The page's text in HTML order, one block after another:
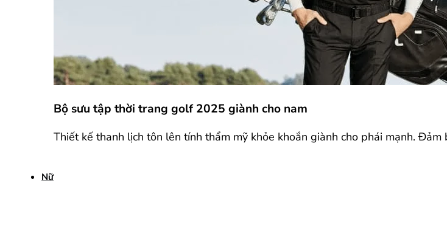
Bộ sưu tập thời trang golf 2025 giành cho nam
Thiết kế thanh lịch tôn lên tính thẩm mỹ khỏe khoắn giành cho phái mạnh.
Nữ